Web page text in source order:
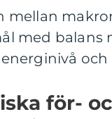
mellan
med balans
för-